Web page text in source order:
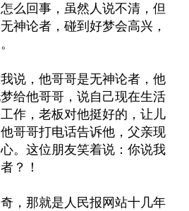
么回事，虽然人说不清，但
神论者，碰到好梦会高兴，
说，他哥哥是无神论者，他
给他哥哥，说自己现在生活
作，老板对他挺好的，让儿
哥哥打电话告诉他，父亲现
。这位朋友笑着说：你说我
？！
，那就是人民报网站十几年